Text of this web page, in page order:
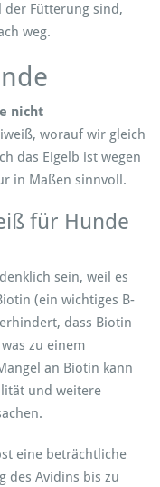
der Fütterung sind,
weg.
nicht
worauf wir gleich
das Eigelb ist wegen
in Maßen sinnvoll.
für Hunde
sein, weil es
(ein wichtiges B-
dass Biotin
zu einem
an Biotin kann
und weitere
eine beträchtliche
des Avidins bis zu